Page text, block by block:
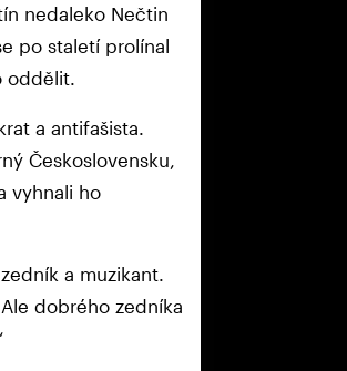
nedaleko Nečtin
po staletí prolínal
oddělit.
a antifašista.
Československu,
vyhnali ho
a muzikant.
dobrého zedníka